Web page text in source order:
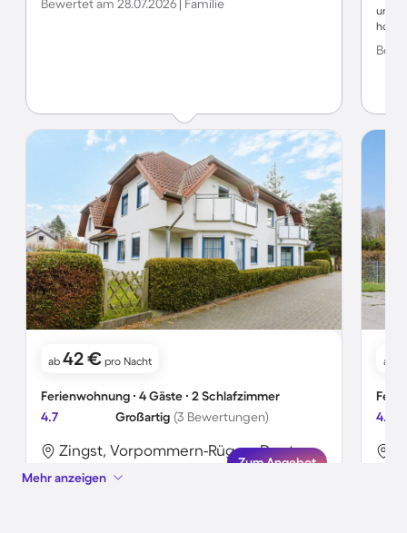
Bewertet am 28.07.2026 | Familie
ab 42 € pro Nacht
Ferienwohnung ∙ 4 Gäste ∙ 2 Schlafzimmer
4.7
Großartig (3 Bewertungen)
Zingst, Vorpommern-Rügen, Deutschland
Zum Angebot
ab
4.3
Mehr anzeigen